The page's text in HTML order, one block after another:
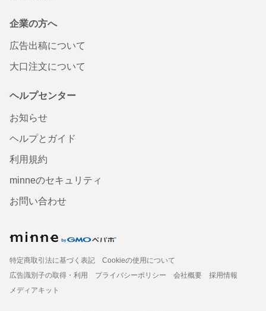
企業の方へ
広告出稿について
大口注文について
ヘルプセンター
お知らせ
ヘルプとガイド
利用規約
minneのセキュリティ
お問い合わせ
特定商取引法に基づく表記
Cookieの使用について
広告識別子の取得・利用
プライバシーポリシー 会社概要
採用情報
メディアキット